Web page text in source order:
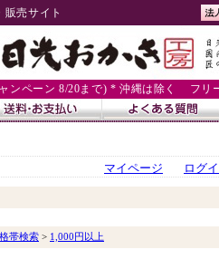
売サイト
ペーン 8/20まで) * 沖縄は除く フリ
マイページ
ログ
帯検索 > 1,000円以上